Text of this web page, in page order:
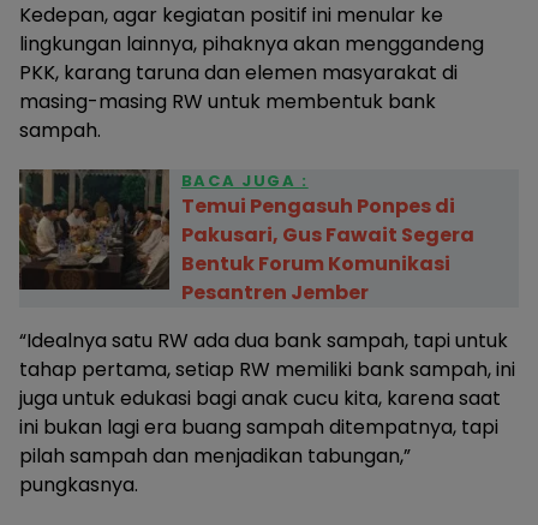
Kedepan, agar kegiatan positif ini menular ke
lingkungan lainnya, pihaknya akan menggandeng
PKK, karang taruna dan elemen masyarakat di
masing-masing RW untuk membentuk bank
sampah.
BACA JUGA :
Temui Pengasuh Ponpes di
Pakusari, Gus Fawait Segera
Bentuk Forum Komunikasi
Pesantren Jember
“Idealnya satu RW ada dua bank sampah, tapi untuk
tahap pertama, setiap RW memiliki bank sampah, ini
juga untuk edukasi bagi anak cucu kita, karena saat
ini bukan lagi era buang sampah ditempatnya, tapi
pilah sampah dan menjadikan tabungan,”
pungkasnya.